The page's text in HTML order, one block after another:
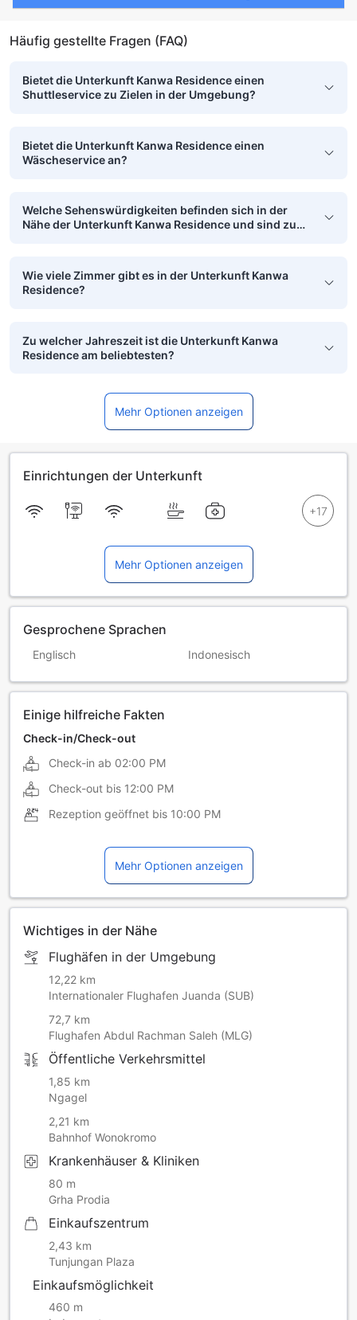
Häufig gestellte Fragen (FAQ)
Bietet die Unterkunft Kanwa Residence einen
Shuttleservice zu Zielen in der Umgebung?
Bietet die Unterkunft Kanwa Residence einen
Wäscheservice an?
Welche Sehenswürdigkeiten befinden sich in der
Nähe der Unterkunft Kanwa Residence und sind zu
Wie viele Zimmer gibt es in der Unterkunft Kanwa
Residence?
Zu welcher Jahreszeit ist die Unterkunft Kanwa
Residence am beliebtesten?
Mehr Optionen anzeigen
Einrichtungen der Unterkunft
Mehr Optionen anzeigen
Gesprochene Sprachen
Englisch Indonesisch
Einige hilfreiche Fakten
Check-in/Check-out
Check-in ab 02:00 PM
Check-out bis 12:00 PM
Rezeption geöffnet bis 10:00 PM
Mehr Optionen anzeigen
Wichtiges in der Nähe
Flughäfen in der Umgebung
12,22 km
Internationaler Flughafen Juanda (SUB)
72,7 km
Flughafen Abdul Rachman Saleh (MLG)
Öffentliche Verkehrsmittel
1,85 km
Ngagel
2,21 km
Bahnhof Wonokromo
Krankenhäuser & Kliniken
80 m
Grha Prodia
Einkaufszentrum
2,43 km
Tunjungan Plaza
Einkaufsmöglichkeit
460 m